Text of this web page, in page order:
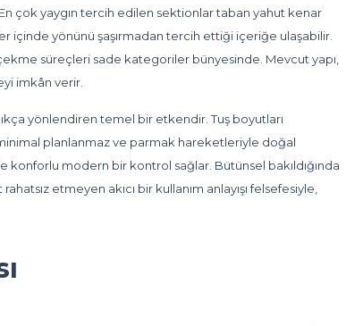
çok yaygın tercih edilen sektionlar taban yahut kenar
içinde yönünü şaşırmadan tercih ettiği içeriğe ulaşabilir.
süreçleri sade kategoriler bünyesinde. Mevcut yapı,
imkân verir.
yönlendiren temel bir etkendir. Tuş boyutları
planlanmaz ve parmak hareketleriyle doğal
konforlu modern bir kontrol sağlar. Bütünsel bakıldığında
etmeyen akıcı bir kullanım anlayışı felsefesiyle,